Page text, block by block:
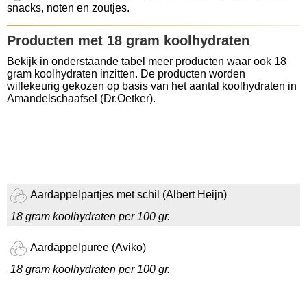
snacks, noten en zoutjes.
Producten met 18 gram koolhydraten
Bekijk in onderstaande tabel meer producten waar ook 18
gram koolhydraten inzitten. De producten worden
willekeurig gekozen op basis van het aantal koolhydraten in
Amandelschaafsel (Dr.Oetker).
Aardappelpartjes met schil (Albert Heijn)
18 gram koolhydraten per 100 gr.
Aardappelpuree (Aviko)
18 gram koolhydraten per 100 gr.